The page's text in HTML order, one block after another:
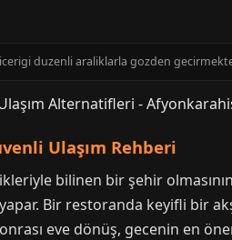
duzenli araliklarla gozden
Ulaşım Rehberi
bilinen bir şehir
Bir restoranda keyifli bir
eve dönüş, gecenin en